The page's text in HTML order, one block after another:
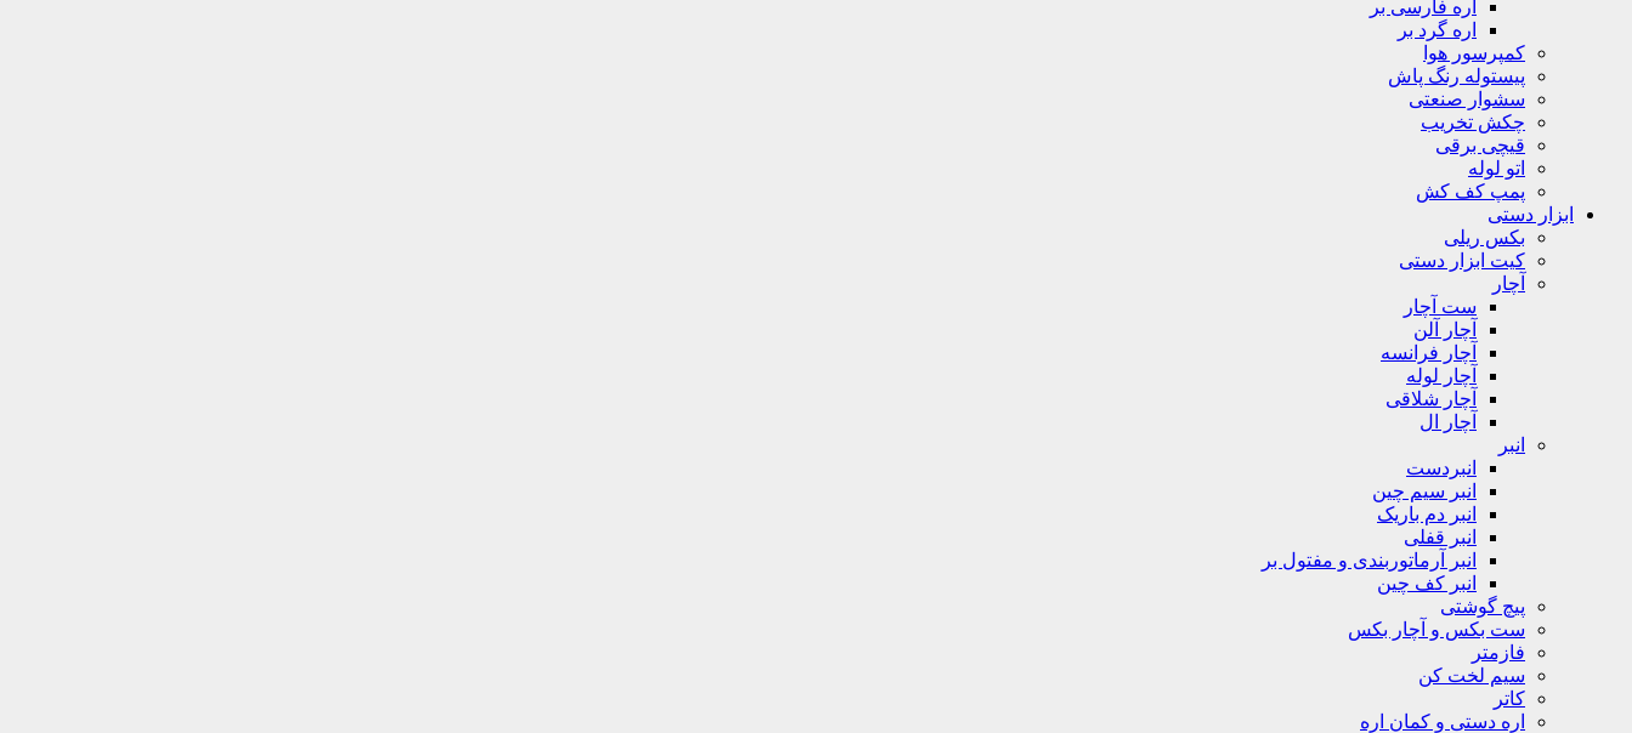
اره فارسی بر
اره گرد بر
کمپرسور هوا
پیستوله رنگ پاش
سشوار صنعتی
چکش تخریب
قیچی برقی
اتو لوله
پمپ کف کش
ابزار دستی
بکس ریلی
کیت ابزار دستی
آچار
ست آچار
آچار آلن
آچار فرانسه
آچار لوله
آچار شلاقی
آچار ال
انبر
انبردست
انبر سیم چین
انبر دم باریک
انبر قفلی
انبر آرماتوربندی و مفتول بر
انبر کف چین
پیچ گوشتی
ست بکس و آچار بکس
فازمتر
سیم لخت کن
کاتر
اره دستی و کمان اره